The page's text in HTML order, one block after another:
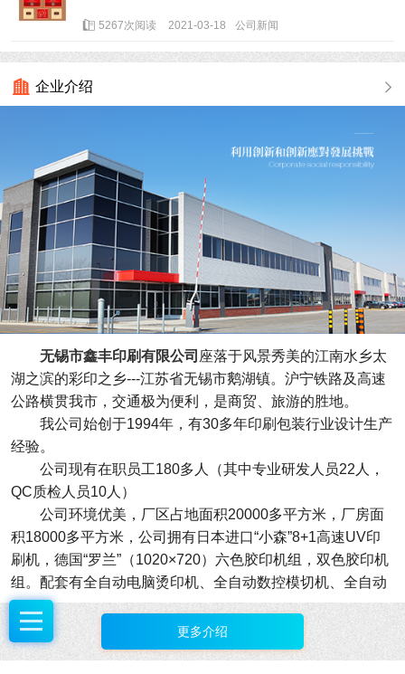
5267次阅读 2021-03-18 公司新闻
企业介绍
无锡市鑫丰印刷有限公司 座落于风景秀美的江南水乡太
湖之滨的彩印之乡---江苏省无锡市鹅湖镇。沪宁铁路及高速
公路横贯我市，交通极为便利，是商贸、旅游的胜地。
我公司始创于1994年，有30多年印刷包装行业设计生产
经验。
公司现有在职员工180多人（其中专业研发人员22人，
QC质检人员10人）
公司环境优美，厂区占地面积20000多平方米，厂房面
积18000多平方米，公司拥有日本进口“小森”8+1高速UV印
刷机，德国“罗兰”（1020×720）六色胶印机组，双色胶印机
组。配套有全自动电脑烫印机、全自动数控模切机、全自动
数控复膜机、全自动数控合板机、全自动裱瓦机、全自动粘
盒机、全自动压光压痕机、全自动裱糊线等系列设备。拥有
6条精裱盒生产流水线，为广大客户提供高质的各类产品。
更多介绍